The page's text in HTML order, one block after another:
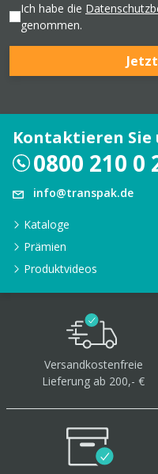
Ich habe die
genommen.
Kontaktieren Sie
0800 210 0
info@transpak.de
Kataloge
Prämien
Produktvideos
Versandkostenfreie
Lieferung ab 200,- €